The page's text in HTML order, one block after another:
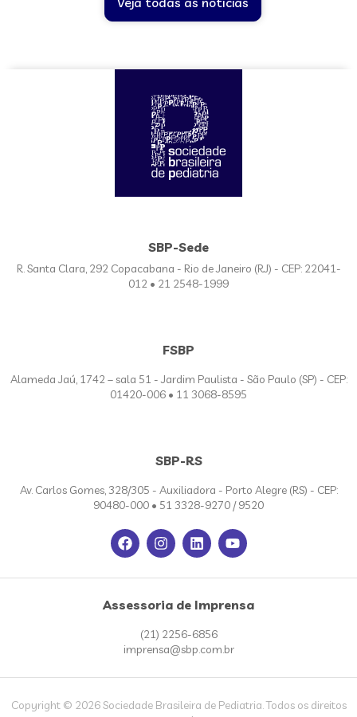
SBP-Sede
R. Santa Clara, 292 Copacabana - Rio de Janeiro (RJ) - CEP: 22041-
012 • 21 2548-1999
FSBP
Alameda Jaú, 1742 – sala 51 - Jardim Paulista - São Paulo (SP) - CEP:
01420-006 • 11 3068-8595
SBP-RS
Av. Carlos Gomes, 328/305 - Auxiliadora - Porto Alegre (RS) - CEP:
90480-000 • 51 3328-9270 / 9520
Assessoria de Imprensa
(21) 2256-6856
imprensa@sbp.com.br
Copyright © 2026 Sociedade Brasileira de Pediatria. Todos os direitos